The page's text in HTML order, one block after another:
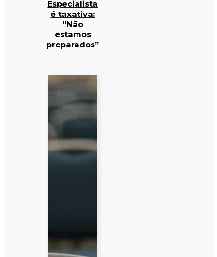
Especialista
é taxativa:
“Não
estamos
preparados”